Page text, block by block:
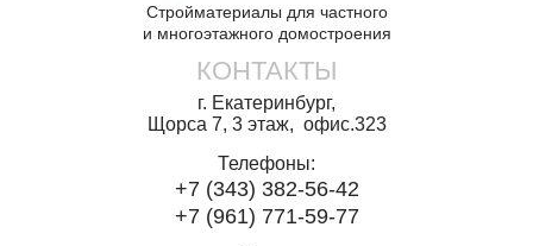
Стройматериалы для частного
и многоэтажного домостроения
КОНТАКТЫ
г. Екатеринбург,
Щорса 7, 3 этаж, офис.323
Телефоны:
+7 (343) 382-56-42
+7 (961) 771-59-77